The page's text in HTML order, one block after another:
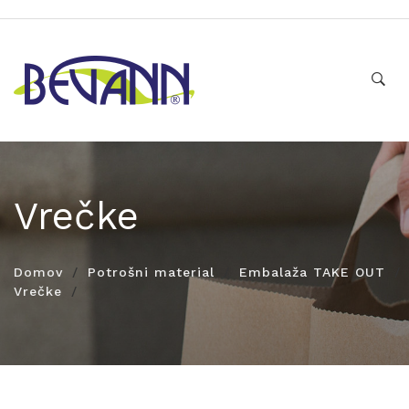
Vrečke
Domov Potrošni material
Embalaža TAKE OUT
Vrečke